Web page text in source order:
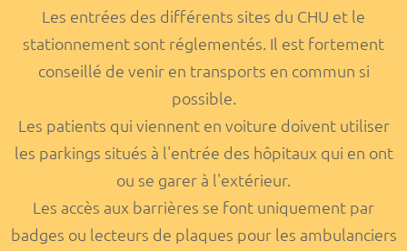
Les entrées des différents sites du CHU et le
stationnement sont réglementés. Il est fortement
conseillé de venir en transports en commun si
possible.
Les patients qui viennent en voiture doivent utiliser
les parkings situés à l'entrée des hôpitaux qui en ont
ou se garer à l'extérieur.
Les accès aux barrières se font uniquement par
badges ou lecteurs de plaques pour les ambulanciers